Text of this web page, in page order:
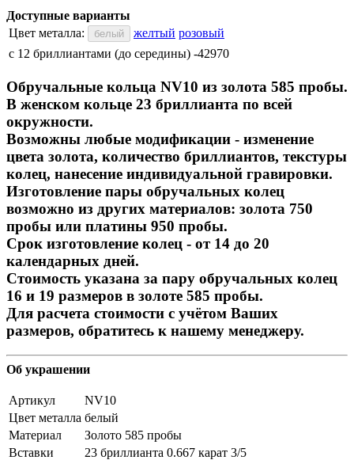
Доступные варианты
Цвет металла:
белый желтый розовый
с 12 бриллиантами (до середины) -42970
Обручальные кольца NV10 из золота 585 пробы.
В женском кольце 23 бриллианта по всей
окружности.
Возможны любые модификации - изменение
цвета золота, количество бриллиантов, текстуры
колец, нанесение индивидуальной гравировки.
Изготовление пары обручальных колец
возможно из других материалов: золота 750
пробы или платины 950 пробы.
Срок изготовление колец - от 14 до 20
календарных дней.
Стоимость указана за пару обручальных колец
16 и 19 размеров в золоте 585 пробы.
Для расчета стоимости с учётом Ваших
размеров, обратитесь к нашему менеджеру.
Об украшении
Артикул
NV10
Цвет металла белый
Материал
Золото 585 пробы
Вставки
23 бриллианта 0.667 карат 3/5